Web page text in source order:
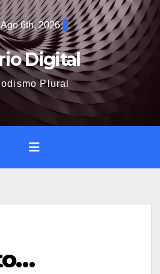
6th, 2026
Digital
Plural